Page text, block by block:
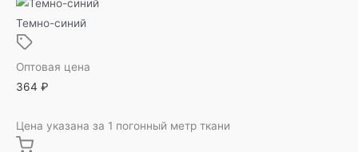
Темно-синий
Оптовая цена
364 ₽
Цена указана за 1 погонный метр ткани